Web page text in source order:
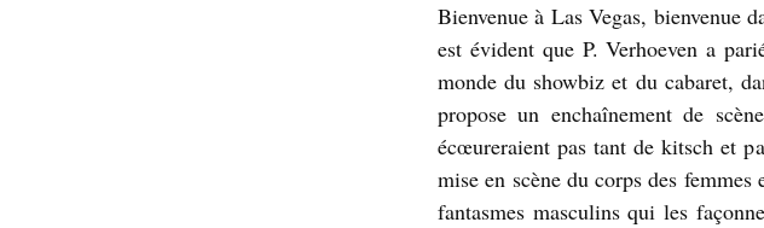
Bienvenue à Las Vegas, bienvenue
est évident que P. Verhoeven a
monde du showbiz et du cabaret,
propose un enchaînement de
écœureraient pas tant de kitsch et
mise en scène du corps des
fantasmes masculins qui les